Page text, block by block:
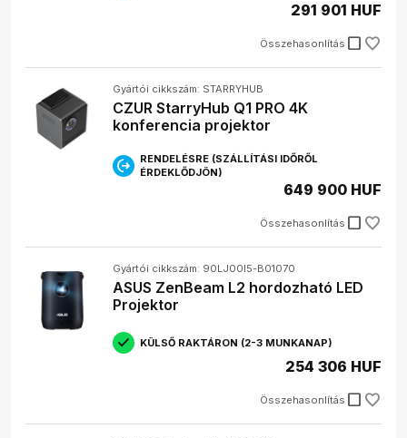
Összehasonlítás check_box_outline_blank
291 901 HUF
Gyártói cikkszám: STARRYHUB
CZUR StarryHub Q1 PRO 4K
konferencia projektor
RENDELÉSRE (SZÁLLÍTÁSI IDŐRŐL
ÉRDEKLŐDJÖN)
Összehasonlítás check_box_outline_blank
649 900 HUF
Gyártói cikkszám: 90LJ00I5-B01070
ASUS ZenBeam L2 hordozható LED
Projektor
KÜLSŐ RAKTÁRON (2-3 MUNKANAP)
Összehasonlítás check_box_outline_blank
254 306 HUF